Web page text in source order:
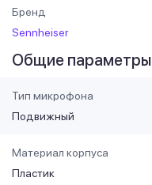
Бренд
Sennheiser
Общие параметры
Тип микрофона
Подвижный
Материал корпуса
Пластик